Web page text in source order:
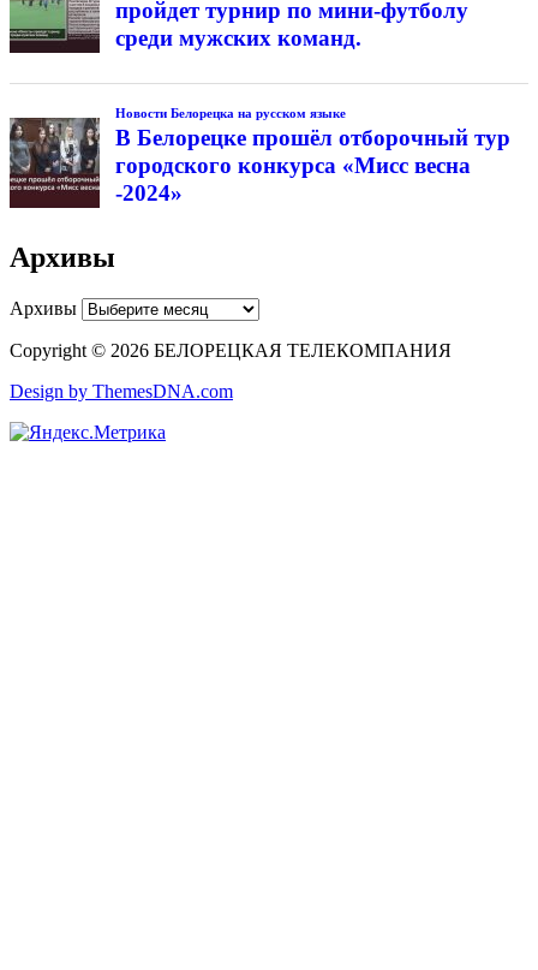
пройдет турнир по мини-футболу
среди мужских команд.
Новости Белорецка на русском языке
В Белорецке прошёл отборочный тур
городского конкурса «Мисс весна
-2024»
Архивы
Архивы
Copyright © 2026 БЕЛОРЕЦКАЯ ТЕЛЕКОМПАНИЯ
Design by ThemesDNA.com